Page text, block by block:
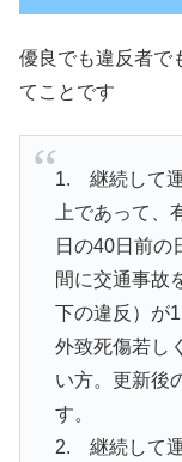
優良でも違反者で
てことです
1. 継続して
上であって
日の40日前の
間に交通事故
下の違反）が
外致死傷若し
い方。更新後
す。
2. 継続して